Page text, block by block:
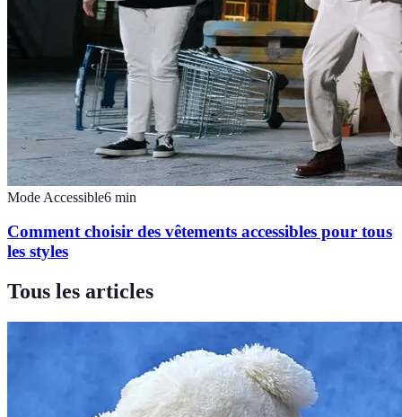
Mode Accessible6 min
Comment choisir des vêtements accessibles pour tous
les styles
Tous les articles